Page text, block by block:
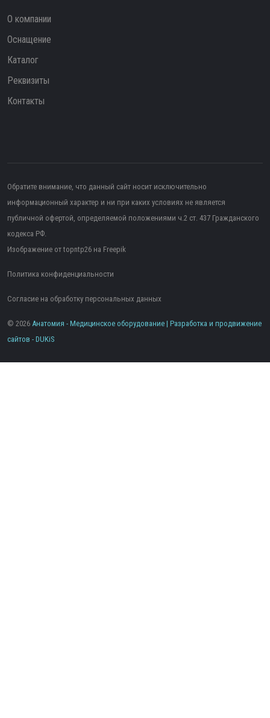
О компании
Оснащение
Каталог
Реквизиты
Контакты
Обратите внимание, что данный сайт носит исключительно
информационный характер и ни при каких условиях не является
публичной офертой, определяемой положениями ч.2 ст. 437 Гражданского
кодекса РФ.
Изображение от topntp26 на Freepik
Политика конфиденциальности
Согласие на обработку персональных данных
© 2026 Анатомия - Медицинское оборудование | Разработка и продвижение
сайтов - DUKiS